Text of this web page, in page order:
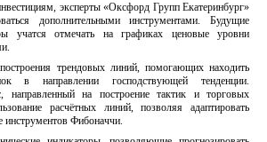
эксперты «Оксфорд Групп Екатеринбург»
дополнительными инструментами. Будущие
учатся отмечать на графиках ценовые уровни
трендовых линий, помогающих находить
в направлении господствующей тенденции.
направленный на построение тактик и торговых
расчётных линий, позволяя адаптировать
инструментов Фибоначчи.